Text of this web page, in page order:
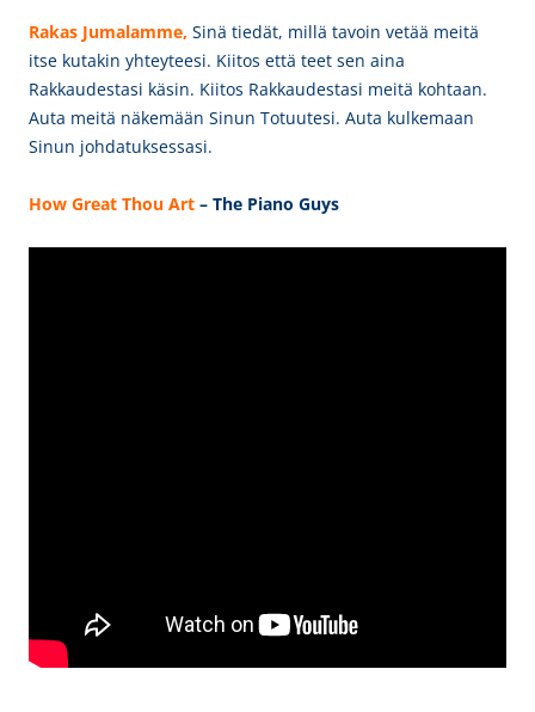
Rakas Jumalamme, Sinä tiedät, millä tavoin vetää meitä
itse kutakin yhteyteesi. Kiitos että teet sen aina
Rakkaudestasi käsin. Kiitos Rakkaudestasi meitä kohtaan.
Auta meitä näkemään Sinun Totuutesi. Auta kulkemaan
Sinun johdatuksessasi.
How Great Thou Art – The Piano Guys